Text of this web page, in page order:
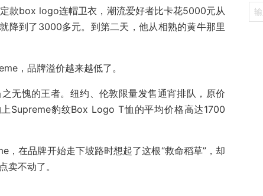
款box logo连帽卫衣，潮流爱好者比卡花5000元从
降到了3000多元。到第二天，他从相熟的黄牛那里
，品牌溢价越来越低了。
无愧的王者。纽约、伦敦限量发售通宵排队，原价
Supreme豹纹Box Logo T恤的平均价格高达1700
，在品牌开始走下坡路时想起了这根“救命稻草”，却
卖不动了。